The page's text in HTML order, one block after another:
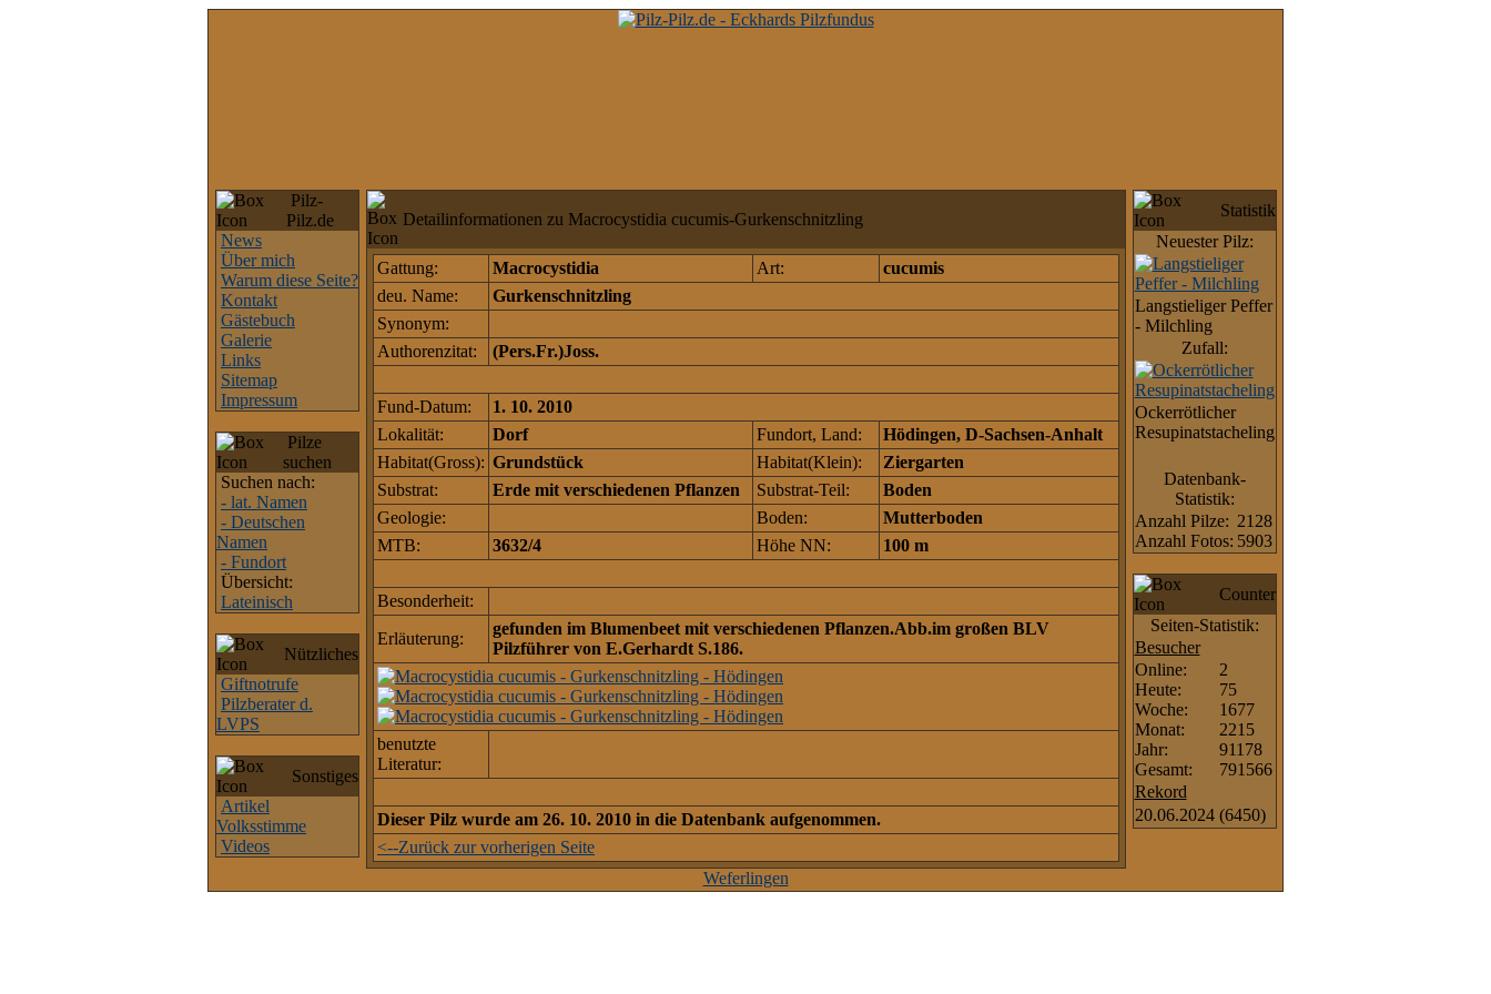
Pilz-
Pilz.de
News
Über mich
Warum diese Seite?
Kontakt
Gästebuch
Galerie
Links
Sitemap
Impressum
Pilze
suchen
Suchen nach:
- lat. Namen
- Deutschen
Namen
- Fundort
Übersicht:
Lateinisch
Nützliches
Giftnotrufe
Pilzberater d.
LVPS
Sonstiges
Artikel
Volksstimme
Videos
Detailinformationen zu Macrocystidia cucumis-Gurkenschnitzling
Gattung: Macrocystidia Art:
cucumis
deu. Name:
Gurkenschnitzling
Synonym:
Authorenzitat:
(Pers.Fr.)Joss.
Fund-Datum:
1. 10. 2010
Lokalität:
Dorf Fundort, Land:
Hödingen, D-Sachsen-Anhalt
Habitat(Gross): Grundstück Habitat(Klein):
Ziergarten
Substrat:
Erde mit verschiedenen Pflanzen Substrat-Teil:
Boden
Geologie:
Boden:
Mutterboden
MTB:
3632/4 Höhe NN: 100 m
Besonderheit:
Erläuterung:
gefunden im Blumenbeet mit verschiedenen Pflanzen.Abb.im großen BLV
Pilzführer von E.Gerhardt S.186.
benutzte
Literatur:
Dieser Pilz wurde am 26. 10. 2010 in die Datenbank aufgenommen.
<--Zurück zur vorherigen Seite
Statistik
Neuester Pilz:
Langstieliger Peffer
- Milchling
Zufall:
Ockerrötlicher
Resupinatstacheling
Datenbank-
Statistik:
Anzahl Pilze:
Anzahl Fotos:
2128
5903
Counter
Seiten-Statistik:
Besucher
Online:
Heute:
Woche:
Monat:
Jahr:
Gesamt:
2
75
1677
2215
91178
791566
Rekord
20.06.2024 (6450)
Weferlingen